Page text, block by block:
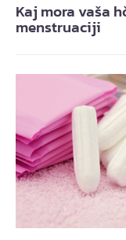
Kaj mora vaša
menstruaciji